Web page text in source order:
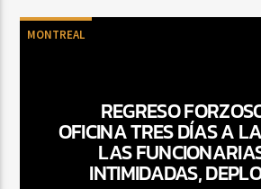
MONTREAL
REGRESO
OFICINA TRES DÍAS A
LAS
INTIMIDADAS,